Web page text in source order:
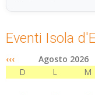
Eventi Isola
‹‹‹ Agosto 2026
D
L M